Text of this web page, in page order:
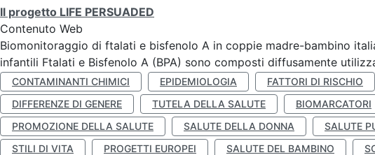
Il progetto LIFE PERSUADED
Contenuto Web
Biomonitoraggio di ftalati e bisfenolo A in coppie madre-bambino
infantili Ftalati e Bisfenolo A (BPA) sono composti diffusamente
CONTAMINANTI CHIMICI EPIDEMIOLOGIA FATTORI DI RISCHIO
DIFFERENZE DI GENERE
TUTELA DELLA SALUTE BIOMARCATORI
PROMOZIONE DELLA SALUTE
SALUTE DELLA DONNA SALUTE
STILI DI VITA
PROGETTI EUROPEI SALUTE DEL BAMBINO